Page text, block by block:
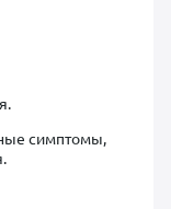
симптомы,